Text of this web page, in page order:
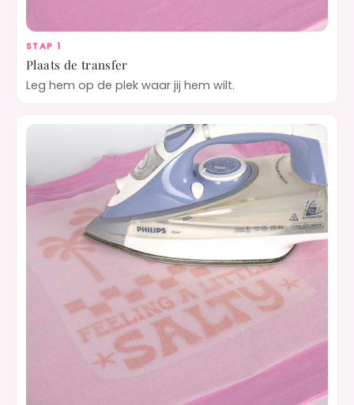
STAP 1
Plaats de transfer
Leg hem op de plek waar jij hem wilt.